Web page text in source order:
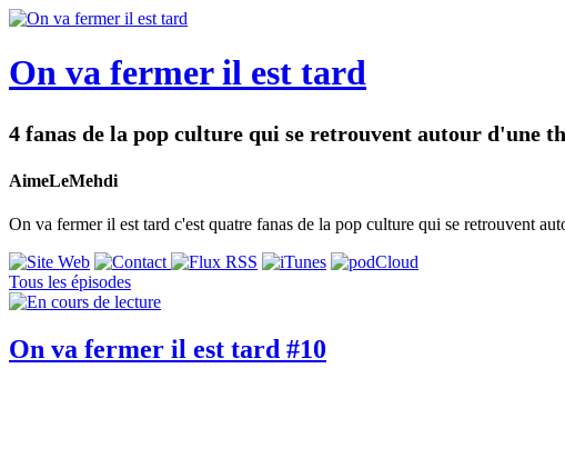
On va fermer il est tard
4 fanas de la pop culture qui se retrouvent autour d'une
AimeLeMehdi
On va fermer il est tard c'est quatre fanas de la pop culture qui se retrouvent
Tous les épisodes
On va fermer il est tard #10